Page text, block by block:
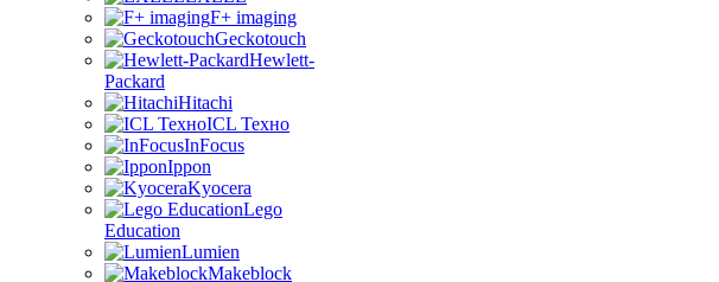
F+ imaging
Geckotouch
Hewlett-
Packard
Hitachi
ICL Техно
InFocus
Ippon
Kyocera
Lego
Education
Lumien
Makeblock